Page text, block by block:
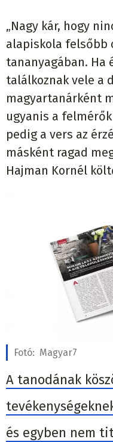
„Nagy kár, hogy
alapiskola felsőbb
tananyagában. Ha
találkoznak vele a
magyartanárként
ugyanis a
pedig a vers az
másként ragad
Hajman Kornél
Fotó: Magyar7
A tanodának
és egyben nem